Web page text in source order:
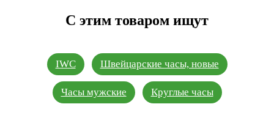
С этим товаром ищут
IWC Швейцарские часы, новые
Часы мужские Круглые часы